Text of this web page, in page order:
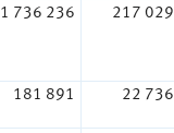
1 736 236 217 029
181 891 22 736